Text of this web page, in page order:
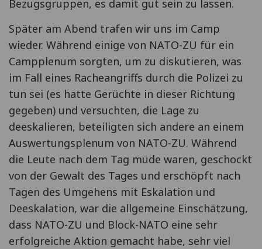
Bezugsgruppen, es damit gut sein zu lassen.
Später am Abend trafen wir uns im Camp
wieder. Während einige von NATO-ZU für ein
Campplenum sorgten, um zu diskutieren, was
im Fall eines Racheangriffs durch die Polizei zu
tun sei (es hatte Gerüchte in dieser Richtung
gegeben) und versuchten, die Lage zu
deeskalieren, beteiligten sich andere an einem
Auswertungsplenum von NATO-ZU. Während
die Leute nach dem Tag müde waren, geschockt
von der Gewalt des Tages und erschöpft nach
Tagen des Umgehens mit Eskalation und
Deeskalation, war die allgemeine Einschätzung,
dass NATO-ZU und Block-NATO eine sehr
erfolgreiche Aktion gemacht habe, sehr viel